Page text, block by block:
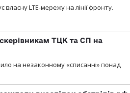
LTE-мережу на лінії фронту.
ТЦК та СП на
на незаконному «списанні» понад